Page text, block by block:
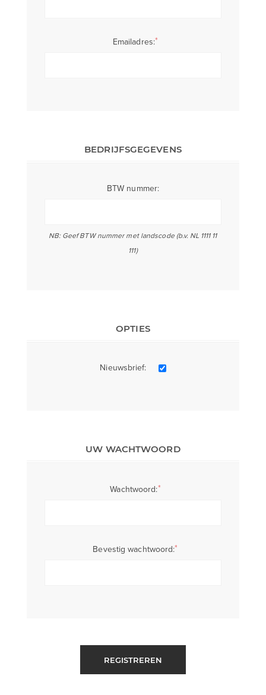
Emailadres:*
BEDRIJFSGEGEVENS
BTW nummer:
NB: Geef BTW nummer met landscode (b.v. NL 1111 11
111)
OPTIES
Nieuwsbrief:
UW WACHTWOORD
Wachtwoord:*
Bevestig wachtwoord:*
REGISTREREN